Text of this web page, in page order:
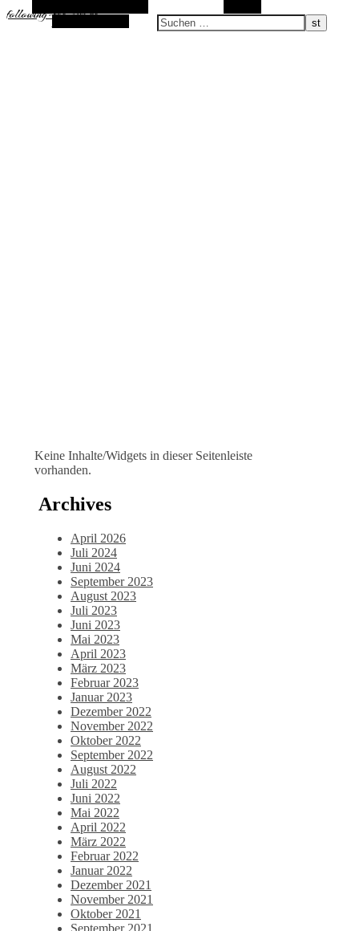
following-the-sun.de
Zufallsauswahl
Keine Inhalte/Widgets in dieser Seitenleiste
vorhanden.
Archives
April 2026
Juli 2024
Juni 2024
September 2023
August 2023
Juli 2023
Juni 2023
Mai 2023
April 2023
März 2023
Februar 2023
Januar 2023
Dezember 2022
November 2022
Oktober 2022
September 2022
August 2022
Juli 2022
Juni 2022
Mai 2022
April 2022
März 2022
Februar 2022
Januar 2022
Dezember 2021
November 2021
Oktober 2021
September 2021